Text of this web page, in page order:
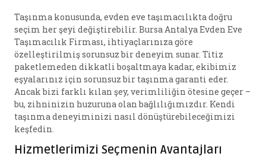
Taşınma konusunda, evden eve taşımacılıkta doğru
seçim her şeyi değiştirebilir. Bursa Antalya Evden Eve
Taşımacılık Firması, ihtiyaçlarınıza göre
özelleştirilmiş sorunsuz bir deneyim sunar. Titiz
paketlemeden dikkatli boşaltmaya kadar, ekibimiz
eşyalarınız için sorunsuz bir taşınma garanti eder.
Ancak bizi farklı kılan şey, verimliliğin ötesine geçer –
bu, zihninizin huzuruna olan bağlılığımızdır. Kendi
taşınma deneyiminizi nasıl dönüştürebileceğimizi
keşfedin.
Hizmetlerimizi Seçmenin Avantajları